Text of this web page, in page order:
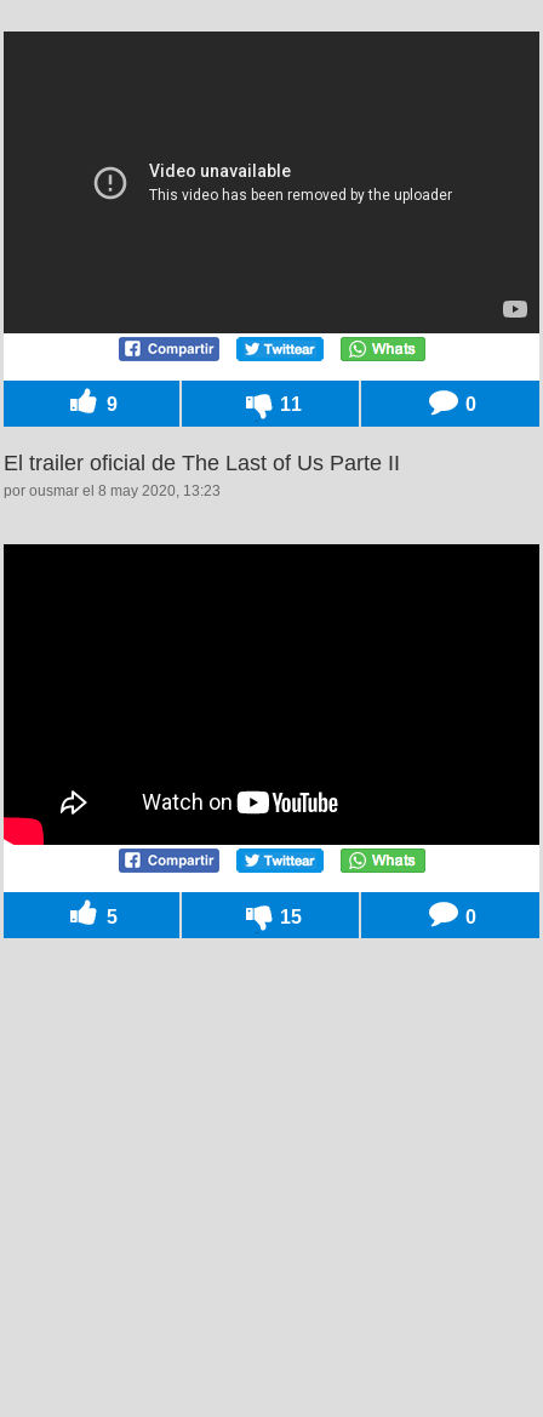
9 11 0
El trailer oficial de The Last of Us Parte II
por ousmar el 8 may 2020, 13:23
5 15 0